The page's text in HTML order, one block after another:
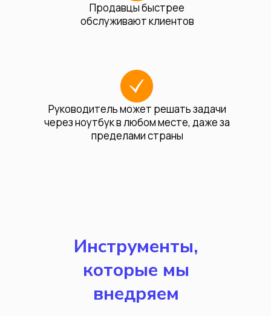
Руководитель может решать задачи
через ноутбук в любом месте, даже за
пределами страны
Продавцы быстрее
обслуживают клиентов
Инструменты,
которые мы
внедряем